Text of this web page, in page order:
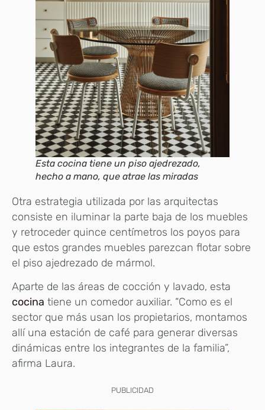
Esta cocina tiene un piso ajedrezado,
hecho a mano, que atrae las miradas
Otra estrategia utilizada por las arquitectas
consiste en iluminar la parte baja de los muebles
y retroceder quince centímetros los poyos para
que estos grandes muebles parezcan flotar sobre
el piso ajedrezado de mármol.
Aparte de las áreas de cocción y lavado, esta
cocina tiene un comedor auxiliar. “Como es el
sector que más usan los propietarios, montamos
allí una estación de café para generar diversas
dinámicas entre los integrantes de la familia”,
afirma Laura.
PUBLICIDAD